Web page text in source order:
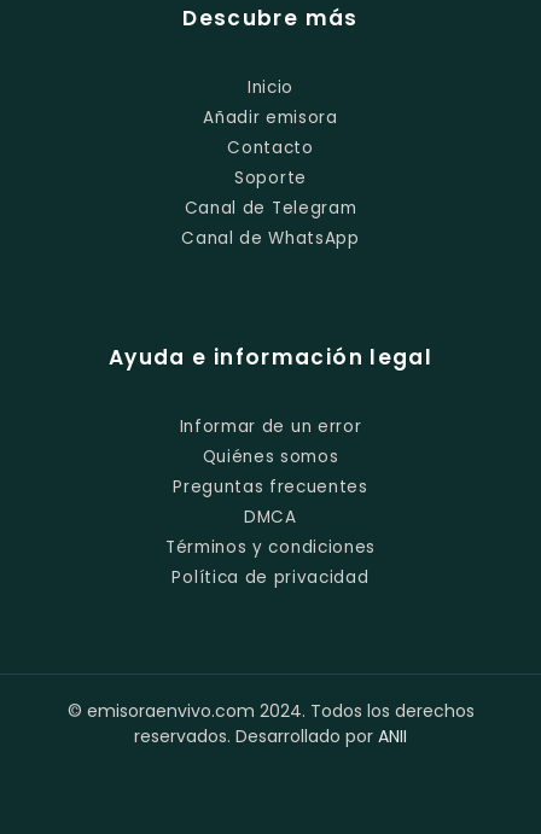
Descubre más
Inicio
Añadir emisora
Contacto
Soporte
Canal de Telegram
Canal de WhatsApp
Ayuda e información legal
Informar de un error
Quiénes somos
Preguntas frecuentes
DMCA
Términos y condiciones
Política de privacidad
© emisoraenvivo.com 2024. Todos los derechos
reservados. Desarrollado por ANII